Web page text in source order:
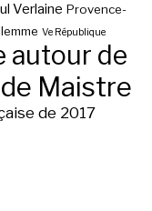
Verlaine Provence-
Ve République
autour de
Maistre
de 2017